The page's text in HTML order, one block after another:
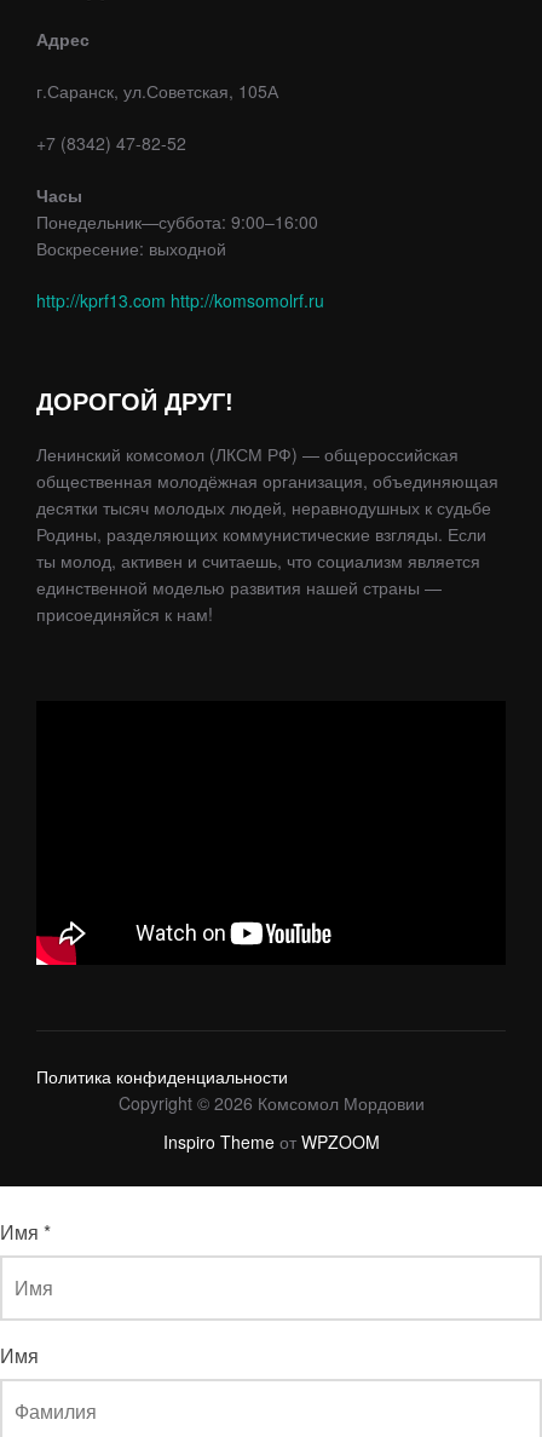
Адрес
г.Саранск, ул.Советская, 105А
+7 (8342) 47-82-52
Часы
Понедельник—суббота: 9:00–16:00
Воскресение: выходной
http://kprf13.com http://komsomolrf.ru
ДОРОГОЙ ДРУГ!
Ленинский комсомол (ЛКСМ РФ) — общероссийская
общественная молодёжная организация, объединяющая
десятки тысяч молодых людей, неравнодушных к судьбе
Родины, разделяющих коммунистические взгляды. Если
ты молод, активен и считаешь, что социализм является
единственной моделью развития нашей страны —
присоединяйся к нам!
Политика конфиденциальности
Copyright © 2026 Комсомол Мордовии
Inspiro Themeот WPZOOM
Имя *
Имя